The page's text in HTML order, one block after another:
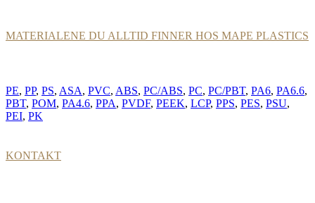
MATERIALENE DU ALLTID FINNER HOS MAPE PLASTICS
PE, PP, PS, ASA, PVC, ABS, PC/ABS, PC, PC/PBT, PA6, PA6.6,
PBT, POM, PA4.6, PPA, PVDF, PEEK, LCP, PPS, PES, PSU,
PEI, PK
KONTAKT